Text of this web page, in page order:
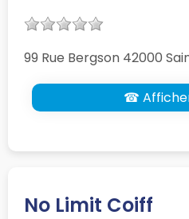
99 Rue Bergson 42000
☎
No Limit Coiff